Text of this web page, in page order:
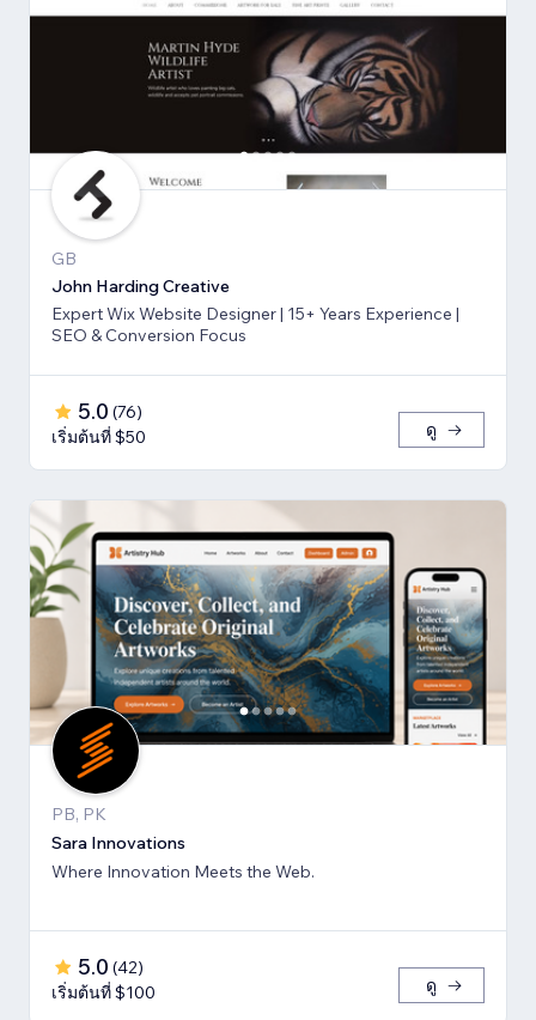
GB
John Harding Creative
Expert Wix Website Designer | 15+ Years Experience |
SEO & Conversion Focus
5.0 (76)
เริ่มต้นที่ $50
ดู
PB, PK
Sara Innovations
Where Innovation Meets the Web.
5.0 (42)
เริ่มต้นที่ $100
ดู